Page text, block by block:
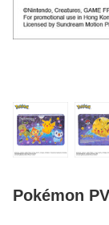
Pokémon